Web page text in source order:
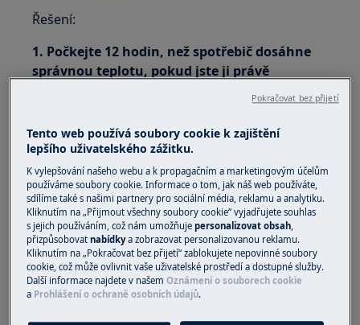
Řešení:
1. Počkejte 12 hodin, než spotřebič dosáhne
správnou teplotu, pokud jste ji právě
množství potravin, alarm přestane znít,
jakmile bude teplota opět normální
3. Zkontrolujte, zda ventilátor ve spotřebiči je
zapnutý a funguje (má-li váš spotřebič
ventilátor)
Ventilátor můžete zkontrolovat tak, že na chvíli
zavřete dveře a znovu je otevřete.
Tento web používá soubory cookie k zajištění
lepšího uživatelského zážitku.
K vylepšování našeho webu a k propagačním a marketingovým účelům
používáme soubory cookie. Informace o tom, jak náš web používáte,
sdílíme také s našimi partnery pro sociální média, reklamu a analytiku.
Kliknutím na „Přijmout všechny soubory cookie“ vyjadřujete souhlas
s jejich používáním, což nám umožňujepersonalizovat obsah,
přizpůsobovatnabídkya zobrazovat personalizovanou reklamu.
Kliknutím na „Pokračovat bez přijetí“ zablokujete nepovinné soubory
cookie, což může ovlivnit vaše uživatelské prostředí a dostupné služby.
Další informace najdete v našemOznámení o souborech cookie
a Prohlášení o ochraně osobních údajů.
Pokračovat bez přijetí